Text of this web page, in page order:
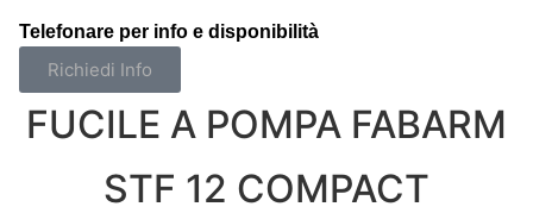
Telefonare per info e disponibilità
Richiedi Info
FUCILE A POMPA FABARM
STF 12 COMPACT